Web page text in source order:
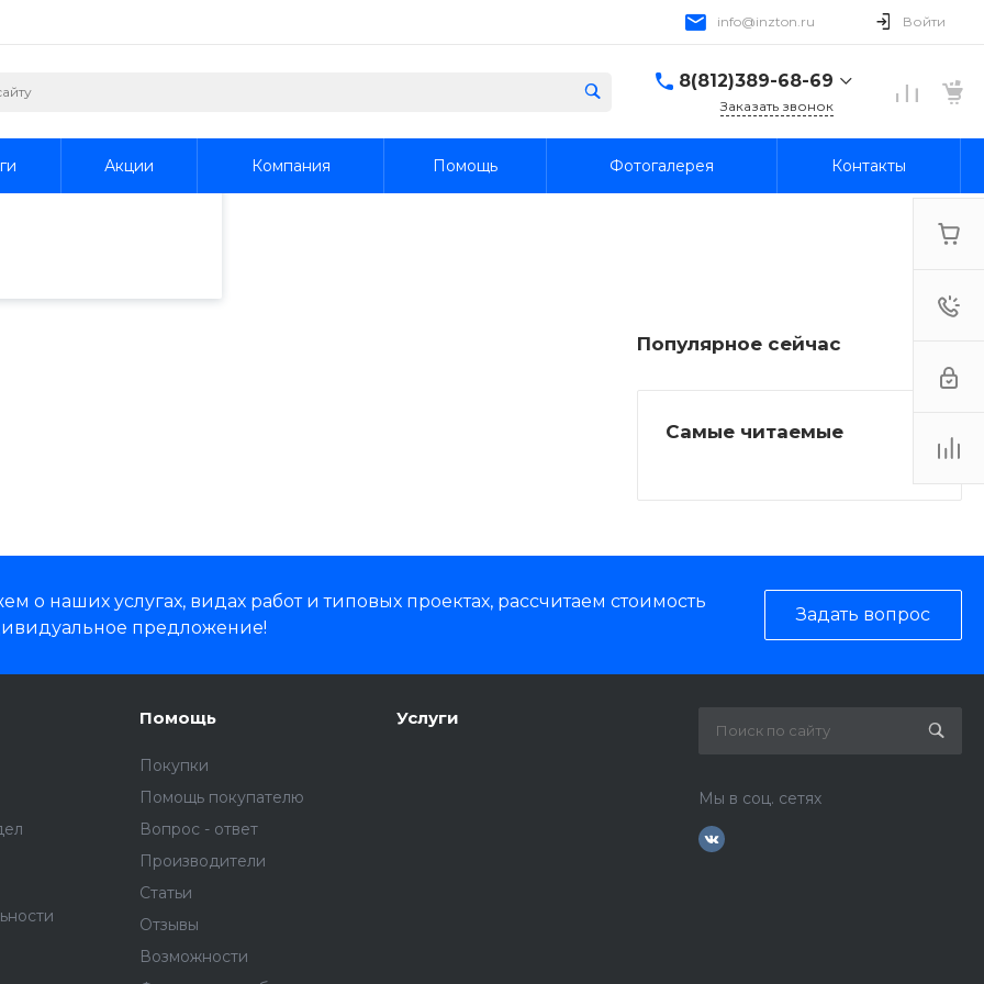
и
Продолжая
использования.
.
info@inzton.ru Войти
8(812)389-68-69
г. Санкт-Петербург,
Заказать звонок
Акции Компания Помощь Фотогалерея Контакты
Популярное сейчас
Самые читаемые
о наших услугах, видах работ и типовых проектах, рассчитаем стоимость
предложение!
Задать вопрос
Помощь
Покупки
Помощь покупателю
Вопрос - ответ
Производители
Статьи
Отзывы
Возможности
Услуги
Мы в соц. сетях